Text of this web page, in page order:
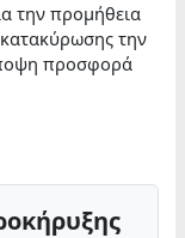
την προμήθεια
την
προσφορά